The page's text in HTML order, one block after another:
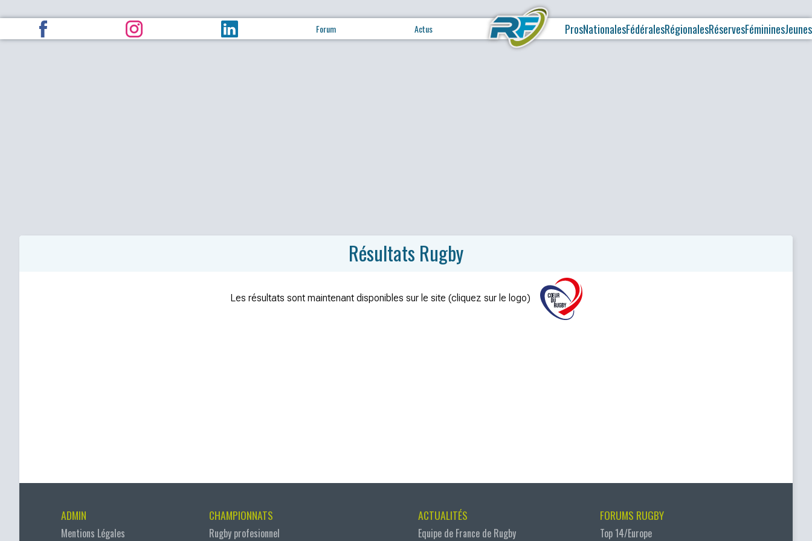
Forum Actus ProsNationalesFédéralesRégionalesRéservesFémininesJeunes
Résultats Rugby
Les résultats sont maintenant disponibles sur le site (cliquez sur le logo)
ADMIN
Mentions Légales
CHAMPIONNATS
Rugby profesionnel
ACTUALITÉS
Equipe de France de Rugby
FORUMS RUGBY
Top 14/Europe